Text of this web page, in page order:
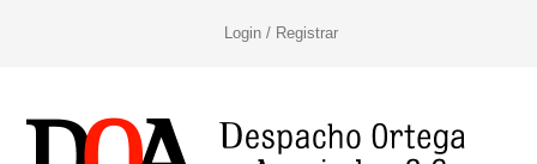
Login / Registrar